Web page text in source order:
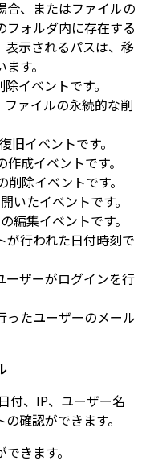
合、またはファイルの
フォルダ内に存在する
示されるパスは、移
す。
イベントです。
ァイルの永続的な削
イベントです。
成イベントです。
除イベントです。
いたイベントです。
編集イベントです。
が行われた日付時刻で
ーザーがログインを行
ったユーザーのメール
付、IP、ユーザー名
確認ができます。
きます。